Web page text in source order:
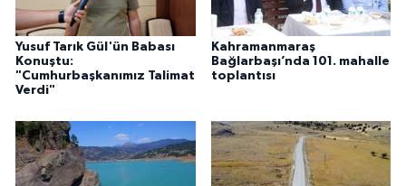
Yusuf Tarık Gül'ün Babası
Konuştu:
"Cumhurbaşkanımız Talimat
Verdi"
Kahramanmaraş
Bağlarbaşı’nda 101. mahalle
toplantısı